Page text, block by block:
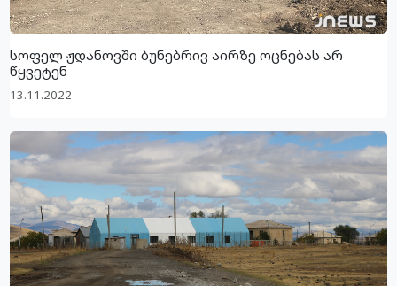
სოფელ ჟდანოვში ბუნებრივ აირზე ოცნებას არ
წყვეტენ
13.11.2022